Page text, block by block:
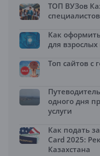
ТОП ВУЗов
Как
для взрослых
Топ сайтов с
одного дня
услуги
Как подать
Card 2025:
Казахстана